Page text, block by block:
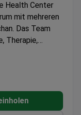
Health Center
mit mehreren
Das Team
Therapie,
Wellness-
Health
als auch
aus Asien